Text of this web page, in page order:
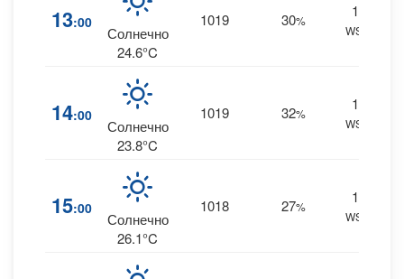
13:00
Солнечно
24.6°C
1019 30%
13
WSW
14:00
Солнечно
23.8°C
1019 32%
13
WSW
15:00
Солнечно
26.1°C
1018 27%
16
WSW